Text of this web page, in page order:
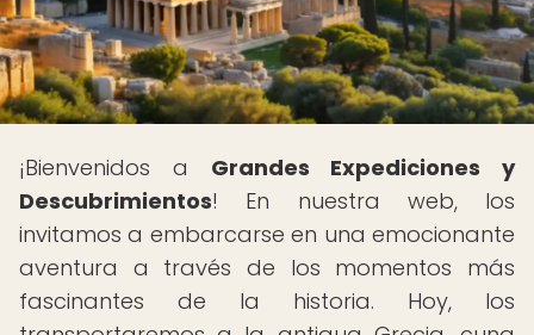
¡Bienvenidos a Grandes Expediciones y
Descubrimientos! En nuestra web, los
invitamos a embarcarse en una emocionante
aventura a través de los momentos más
fascinantes de la historia. Hoy, los